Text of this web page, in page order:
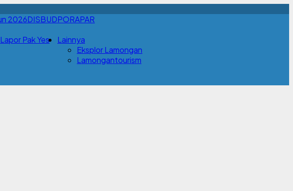
DISBUDPORAPAR
Lapor Pak Yes
Lainnya
Eksplor Lamongan
Lamongantourism